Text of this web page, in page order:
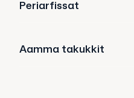
Periarfissat
Aamma takukkit